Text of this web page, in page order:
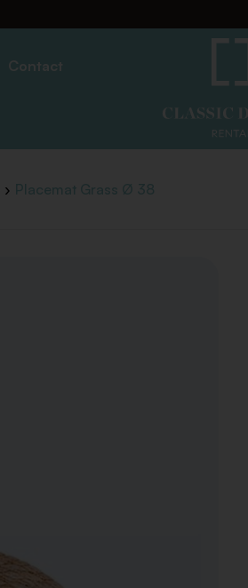
Contact
Placemat Grass Ø 38